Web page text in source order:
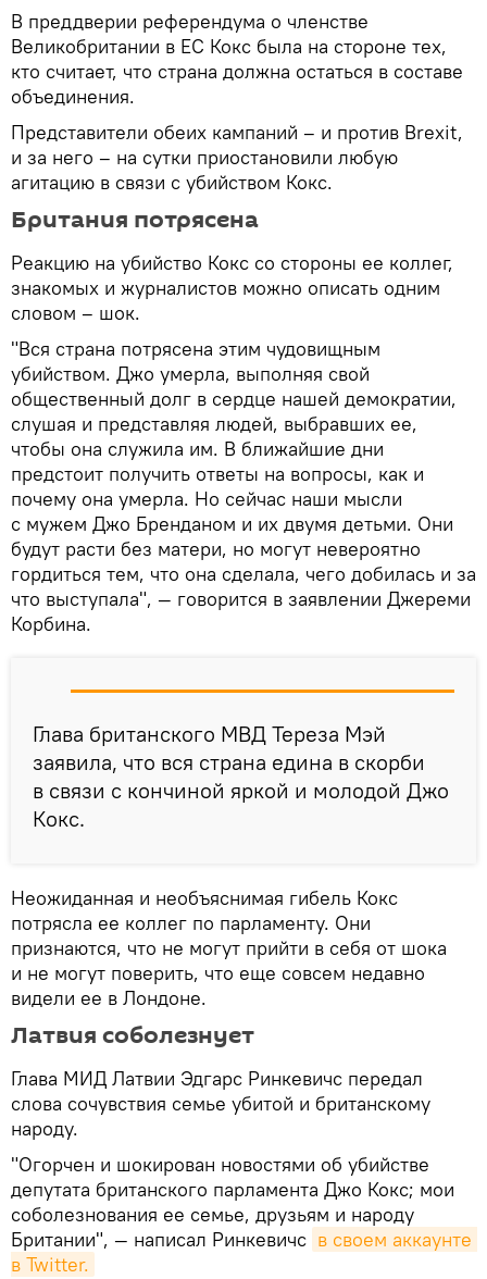
В преддверии референдума о членстве
Великобритании в ЕС Кокс была на стороне тех,
кто считает, что страна должна остаться в составе
объединения.
Представители обеих кампаний – и против Brexit,
и за него – на сутки приостановили любую
агитацию в связи с убийством Кокс.
Британия потрясена
Реакцию на убийство Кокс со стороны ее коллег,
знакомых и журналистов можно описать одним
словом – шок.
"Вся страна потрясена этим чудовищным
убийством. Джо умерла, выполняя свой
общественный долг в сердце нашей демократии,
слушая и представляя людей, выбравших ее,
чтобы она служила им. В ближайшие дни
предстоит получить ответы на вопросы, как и
почему она умерла. Но сейчас наши мысли
с мужем Джо Бренданом и их двумя детьми. Они
будут расти без матери, но могут невероятно
гордиться тем, что она сделала, чего добилась и за
что выступала", — говорится в заявлении Джереми
Корбина.
Глава британского МВД Тереза Мэй
заявила, что вся страна едина в скорби
в связи с кончиной яркой и молодой Джо
Кокс.
Неожиданная и необъяснимая гибель Кокс
потрясла ее коллег по парламенту. Они
признаются, что не могут прийти в себя от шока
и не могут поверить, что еще совсем недавно
видели ее в Лондоне.
Латвия соболезнует
Глава МИД Латвии Эдгарс Ринкевичс передал
слова сочувствия семье убитой и британскому
народу.
"Огорчен и шокирован новостями об убийстве
депутата британского парламента Джо Кокс; мои
соболезнования ее семье, друзьям и народу
Британии", — написал Ринкевичс в своем аккаунте
в Twitter.